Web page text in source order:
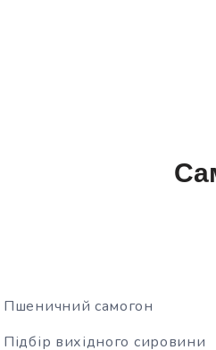
Пшеничний самогон
Підбір вихідного сировини